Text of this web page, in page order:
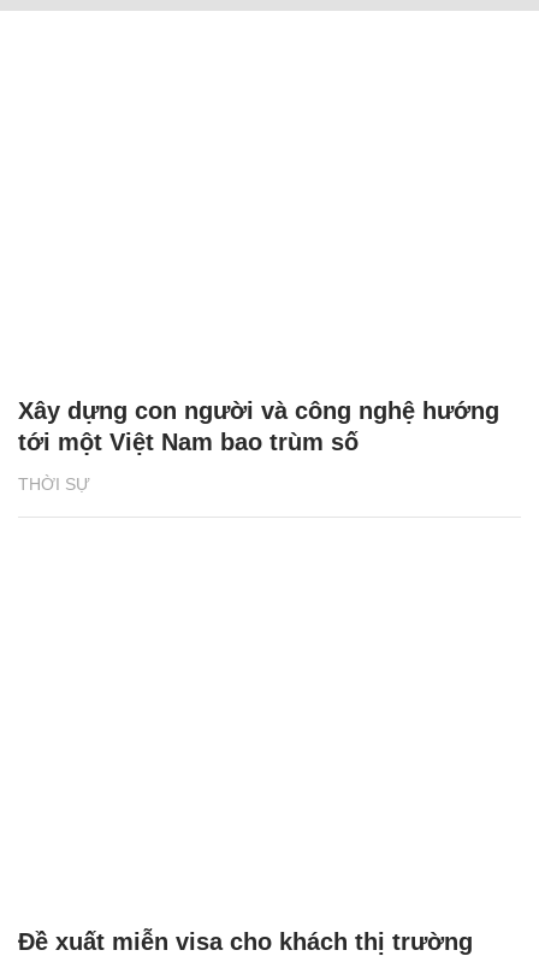
THỜI SỰ
Xây dựng con người và công nghệ hướng
tới một Việt Nam bao trùm số
Đề xuất miễn visa cho khách thị trường